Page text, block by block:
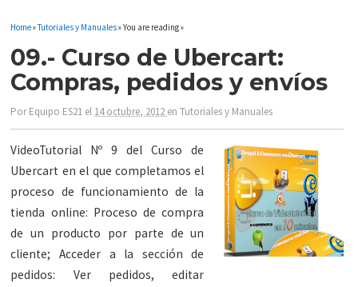
Home»Tutoriales y Manuales» You are reading »
09.- Curso de Ubercart:
Compras, pedidos y envíos
PorEquipo ES21 el 14 octubre, 2012 enTutoriales y Manuales
VideoTutorial Nº 9 del Curso de
Ubercart en el que completamos el
proceso de funcionamiento de la
tienda online: Proceso de compra
de un producto por parte de un
cliente; Acceder a la sección de
pedidos: Ver pedidos, editar